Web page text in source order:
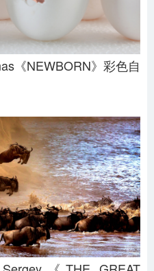
《NEWBORN》彩色自